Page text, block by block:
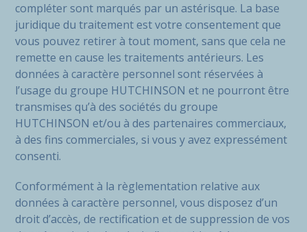
compléter sont marqués par un astérisque. La base
juridique du traitement est votre consentement que
vous pouvez retirer à tout moment, sans que cela ne
remette en cause les traitements antérieurs. Les
données à caractère personnel sont réservées à
l’usage du groupe HUTCHINSON et ne pourront être
transmises qu’à des sociétés du groupe
HUTCHINSON et/ou à des partenaires commerciaux,
à des fins commerciales, si vous y avez expressément
consenti.
Conformément à la règlementation relative aux
données à caractère personnel, vous disposez d’un
droit d’accès, de rectification et de suppression de vos